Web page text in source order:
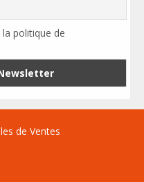
politique de
de Ventes